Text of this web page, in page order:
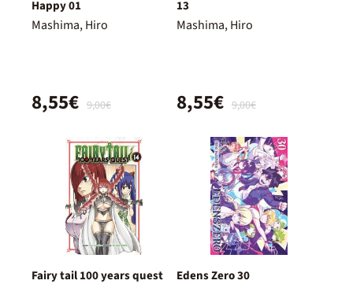
Happy 01
Mashima, Hiro
9,00€
8,55€
13
Mashima, Hiro
9,00€
8,55€
Fairy tail 100 years quest
Edens Zero 30